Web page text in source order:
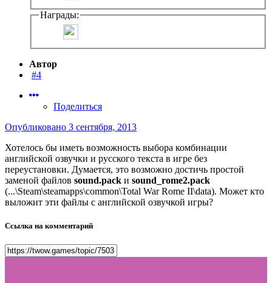
Награды:
Автор
#4
Поделиться
Опубликовано 3 сентября, 2013
Хотелось бы иметь возможность выбора комбинации
английской озвучки и русского текста в игре без
переустановки. Думается, это возможно достичь простой
заменой файлов sound.pack и sound_rome2.pack
(...\Steam\steamapps\common\Total War Rome II\data). Может кто
выложит эти файлы с английской озвучкой игры?
Ссылка на комментарий